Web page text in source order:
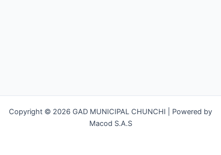
Copyright © 2026 GAD MUNICIPAL CHUNCHI | Powered by
Macod S.A.S